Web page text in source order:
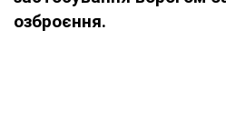
озброєння.